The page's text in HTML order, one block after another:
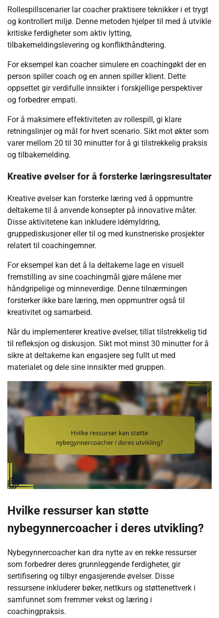
Rollespillscenarier lar coacher praktisere teknikker i et trygt
og kontrollert miljø. Denne metoden hjelper til med å utvikle
kritiske ferdigheter som aktiv lytting,
tilbakemeldingslevering og konflikthåndtering.
For eksempel kan coacher simulere en coachingøkt der en
person spiller coach og en annen spiller klient. Dette
oppsettet gir verdifulle innsikter i forskjellige perspektiver
og forbedrer empati.
For å maksimere effektiviteten av rollespill, gi klare
retningslinjer og mål for hvert scenario. Sikt mot økter som
varer mellom 20 til 30 minutter for å gi tilstrekkelig praksis
og tilbakemelding.
Kreative øvelser for å forsterke læringsresultater
Kreative øvelser kan forsterke læring ved å oppmuntre
deltakerne til å anvende konsepter på innovative måter.
Disse aktivitetene kan inkludere idémyldring,
gruppediskusjoner eller til og med kunstneriske prosjekter
relatert til coachingemner.
For eksempel kan det å la deltakerne lage en visuell
fremstilling av sine coachingmål gjøre målene mer
håndgripelige og minneverdige. Denne tilnærmingen
forsterker ikke bare læring, men oppmuntrer også til
kreativitet og samarbeid.
Når du implementerer kreative øvelser, tillat tilstrekkelig tid
til refleksjon og diskusjon. Sikt mot minst 30 minutter for å
sikre at deltakerne kan engasjere seg fullt ut med
materialet og dele sine innsikter med gruppen.
Hvilke ressurser kan støtte
nybegynnercoacher i deres utvikling?
Nybegynnercoacher kan dra nytte av en rekke ressurser
som forbedrer deres grunnleggende ferdigheter, gir
sertifisering og tilbyr engasjerende øvelser. Disse
ressursene inkluderer bøker, nettkurs og støttenettverk i
samfunnet som fremmer vekst og læring i
coachingpraksis.